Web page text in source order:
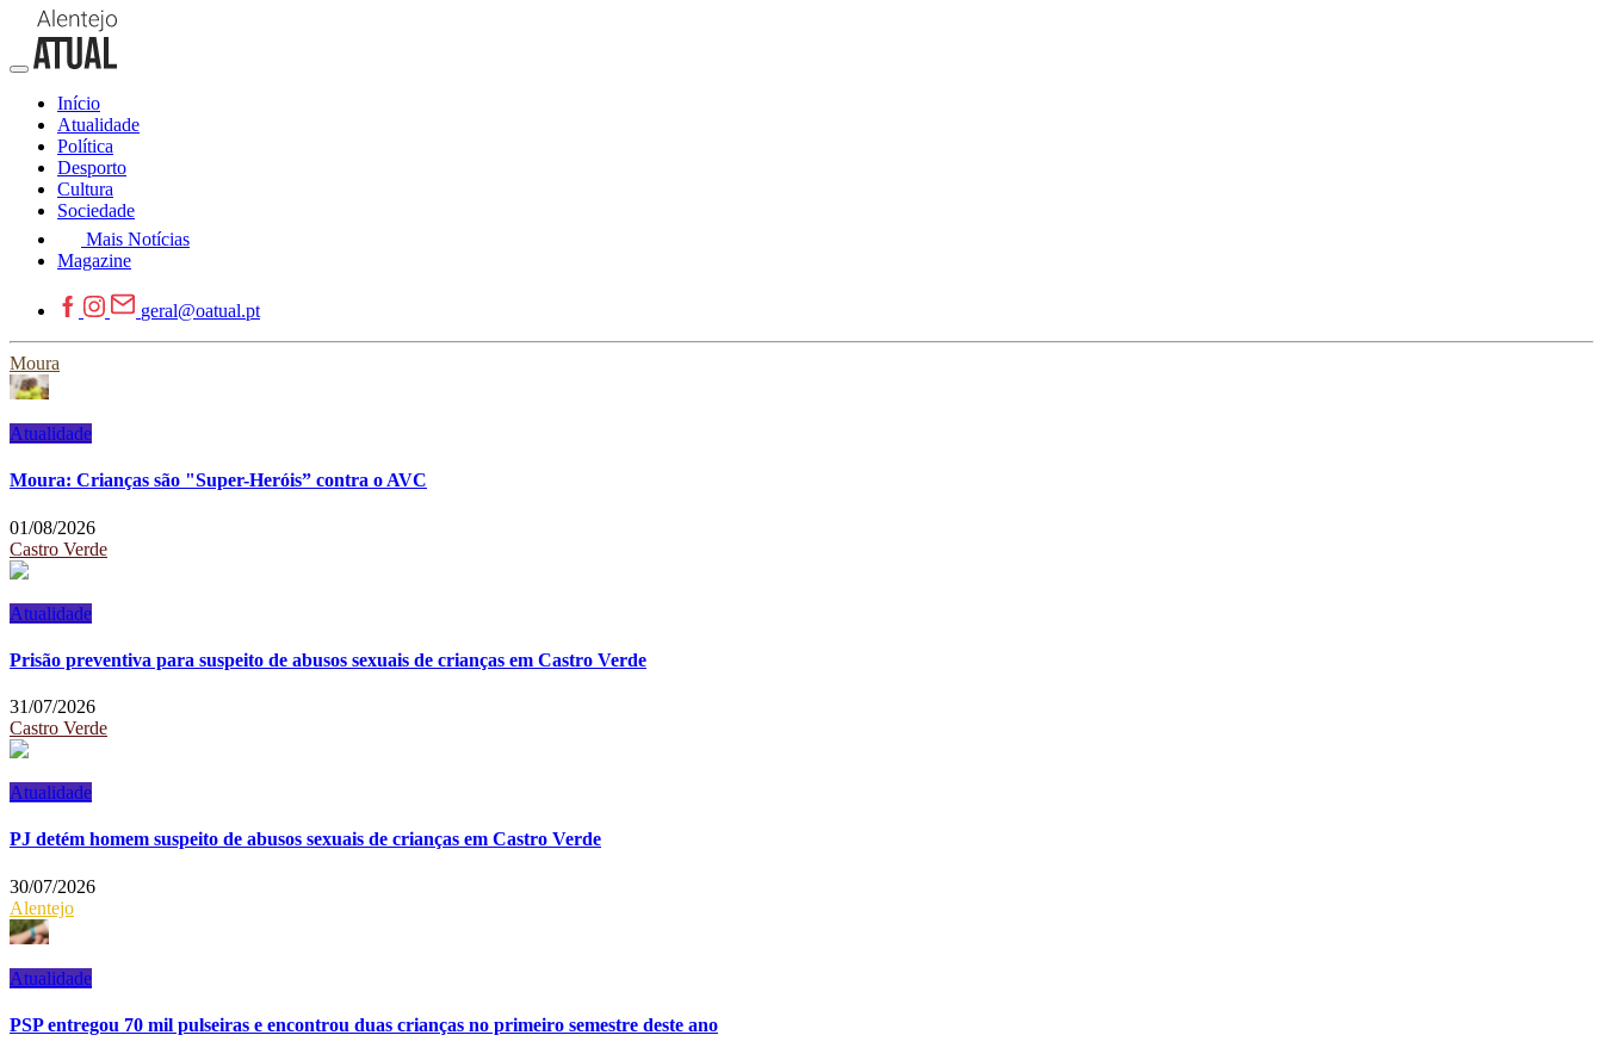
Início
Atualidade
Política
Desporto
Cultura
Sociedade
Mais Notícias
Magazine
geral@oatual.pt
Moura
Atualidade
Moura: Crianças são "Super-Heróis” contra o AVC
01/08/2026
Castro Verde
Atualidade
Prisão preventiva para suspeito de abusos sexuais de crianças em Castro Verde
31/07/2026
Castro Verde
Atualidade
PJ detém homem suspeito de abusos sexuais de crianças em Castro Verde
30/07/2026
Alentejo
Atualidade
PSP entregou 70 mil pulseiras e encontrou duas crianças no primeiro semestre deste ano